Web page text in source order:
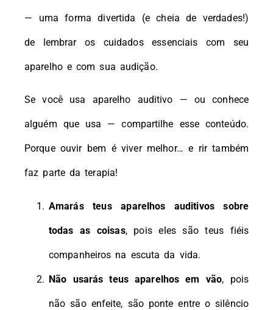
— uma forma divertida (e cheia de verdades!)
de lembrar os cuidados essenciais com seu
aparelho e com sua audição.
Se você usa aparelho auditivo — ou conhece
alguém que usa — compartilhe esse conteúdo.
Porque ouvir bem é viver melhor… e rir também
faz parte da terapia!
Amarás teus aparelhos auditivos sobre
todas as coisas, pois eles são teus fiéis
companheiros na escuta da vida.
Não usarás teus aparelhos em vão, pois
não são enfeite, são ponte entre o silêncio